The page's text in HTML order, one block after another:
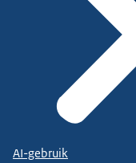
AI-gebruik